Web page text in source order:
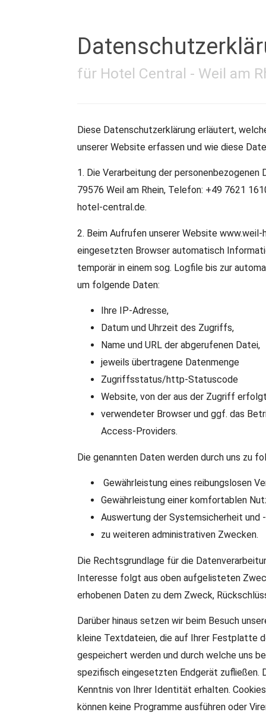
für Hotel Central - Weil am
Diese Datenschutzerklärung erläutert,
unserer Website erfassen und wie diese
1. Die Verarbeitung der
79576 Weil am Rhein, Telefon: +49 7621
hotel-central.de.
2. Beim Aufrufen unserer Website
eingesetzten Browser automatisch
temporär in einem sog. Logfile bis zur
um folgende Daten:
Ihre IP-Adresse,
Datum und Uhrzeit des Zugriffs,
Name und URL der abgerufenen Datei,
jeweils übertragene Datenmenge
Zugriffsstatus/http-Statuscode
Website, von der aus der Zugriff
verwendeter Browser und ggf. das
Access-Providers.
Die genannten Daten werden durch uns zu
Gewährleistung eines reibungslosen
Gewährleistung einer komfortablen
Auswertung der Systemsicherheit und
zu weiteren administrativen Zwecken.
Die Rechtsgrundlage für die
Interesse folgt aus oben aufgelisteten
erhobenen Daten zu dem Zweck,
Darüber hinaus setzen wir beim Besuch
kleine Textdateien, die auf Ihrer Festplatte
gespeichert werden und durch welche uns
spezifisch eingesetzten Endgerät zufließen.
Kenntnis von Ihrer Identität erhalten.
können keine Programme ausführen oder